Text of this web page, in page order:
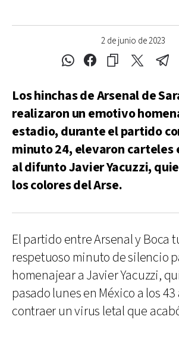
2 de junio de 2023
Los hinchas de Arsenal de
realizaron un emotivo
estadio, durante el partido
minuto 24, elevaron carteles
al difunto Javier Yacuzzi,
los colores del Arse.
El partido entre Arsenal y Boca
respetuoso minuto de silencio
homenajear a Javier Yacuzzi,
pasado lunes en México a los
contraer un virus letal que